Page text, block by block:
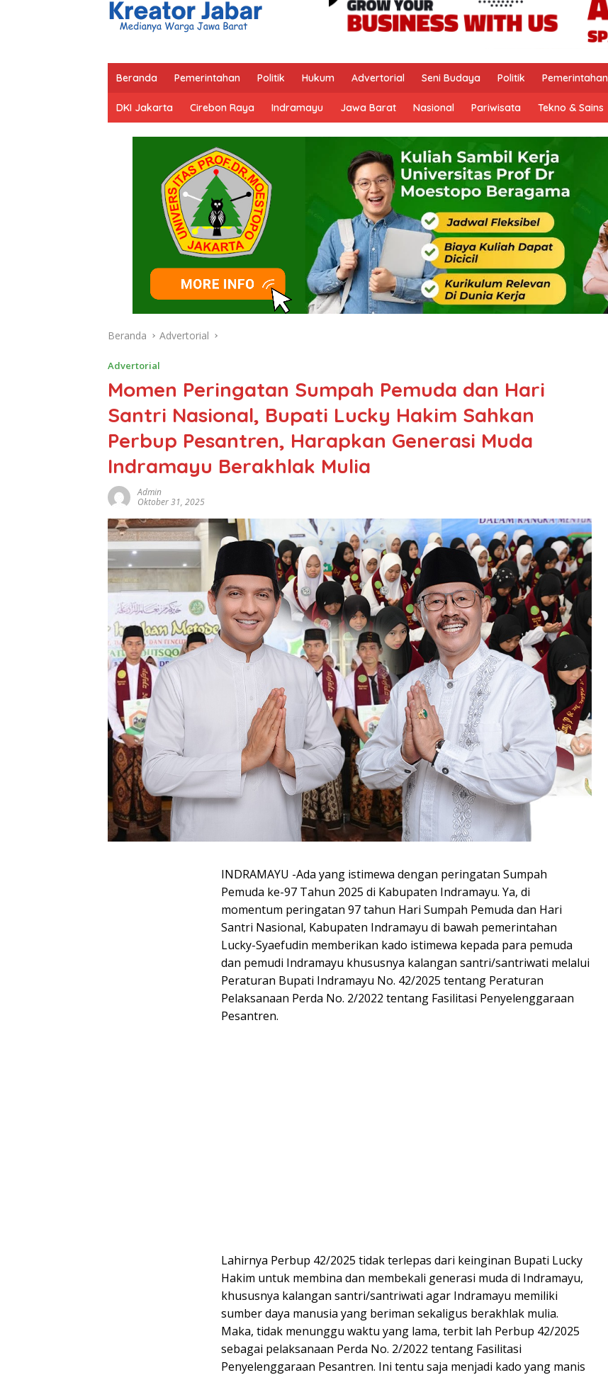
Beranda Pemerintahan Politik Hukum Advertorial Seni Budaya Politik Pemerintahan
DKI Jakarta Cirebon Raya Indramayu Jawa Barat Nasional Pariwisata Tekno & Sains
Beranda Advertorial
Advertorial
Momen Peringatan Sumpah Pemuda dan Hari
Santri Nasional, Bupati Lucky Hakim Sahkan
Perbup Pesantren, Harapkan Generasi Muda
Indramayu Berakhlak Mulia
Admin
Oktober 31, 2025
INDRAMAYU -Ada yang istimewa dengan peringatan Sumpah
Pemuda ke-97 Tahun 2025 di Kabupaten Indramayu. Ya, di
momentum peringatan 97 tahun Hari Sumpah Pemuda dan Hari
Santri Nasional, Kabupaten Indramayu di bawah pemerintahan
Lucky-Syaefudin memberikan kado istimewa kepada para pemuda
dan pemudi Indramayu khususnya kalangan santri/santriwati melalui
Peraturan Bupati Indramayu No. 42/2025 tentang Peraturan
Pelaksanaan Perda No. 2/2022 tentang Fasilitasi Penyelenggaraan
Pesantren.
Lahirnya Perbup 42/2025 tidak terlepas dari keinginan Bupati Lucky
Hakim untuk membina dan membekali generasi muda di Indramayu,
khususnya kalangan santri/santriwati agar Indramayu memiliki
sumber daya manusia yang beriman sekaligus berakhlak mulia.
Maka, tidak menunggu waktu yang lama, terbit lah Perbup 42/2025
sebagai pelaksanaan Perda No. 2/2022 tentang Fasilitasi
Penyelenggaraan Pesantren. Ini tentu saja menjadi kado yang manis